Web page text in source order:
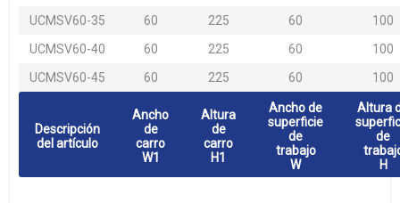
UCMSV60-35
60 225 60
100
UCMSV60-40
60 225 60
100
UCMSV60-45
60 225 60 100
Descripción
del artículo
Ancho
de
carro
W1
Altura
de
carro
H1
Ancho de
superficie
de
trabajo
W
Altura
de
H